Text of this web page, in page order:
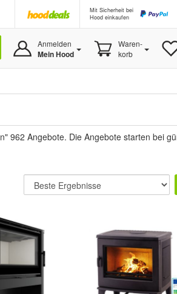
Mit Sicherheit bei
Hood einkaufen
Anmelden
Mein Hood
Waren-
korb
962 Angebote. Die Angebote starten bei